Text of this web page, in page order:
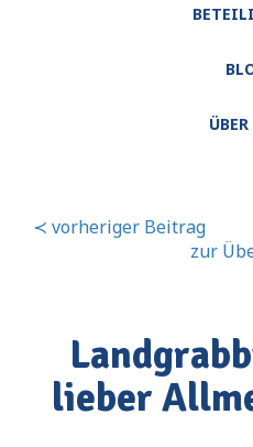
≺ vorheriger Beitrag
zur
lieber